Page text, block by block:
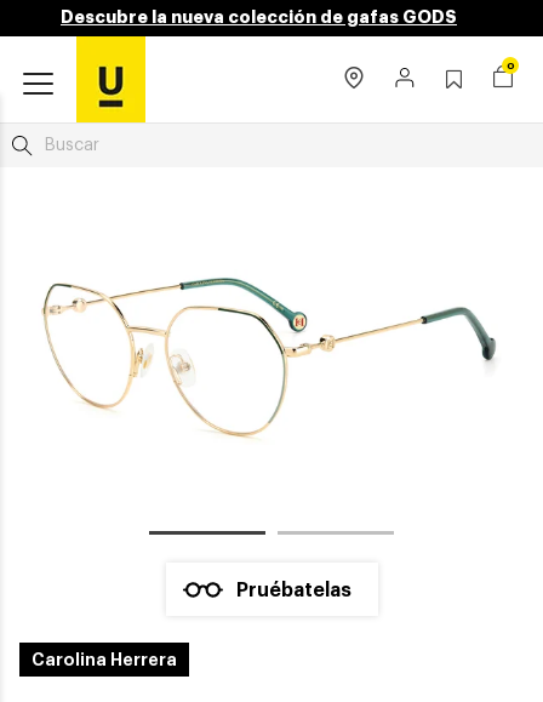
Descubre la nueva colección de gafas GODS
0
Pruébatelas
Carolina Herrera